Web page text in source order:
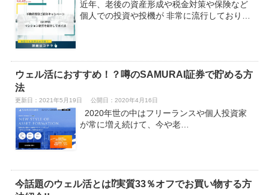
近年、老後の資産形成や税金対策や保険など
個人での投資や投機が 非常に流行しており…
ウェル活におすすめ！？噂のSAMURAI証券で貯める方
法
更新日：2021年5月19日 公開日：2020年4月16日
2020年世の中はフリーランスや個人投資家
が常に増え続けて、今や老…
今話題のウェル活とは⁉実質33％オフでお買い物する方